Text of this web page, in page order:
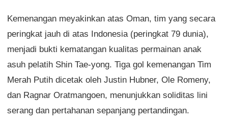
Kemenangan meyakinkan atas Oman, tim yang secara
peringkat jauh di atas Indonesia (peringkat 79 dunia),
menjadi bukti kematangan kualitas permainan anak
asuh pelatih Shin Tae-yong. Tiga gol kemenangan Tim
Merah Putih dicetak oleh Justin Hubner, Ole Romeny,
dan Ragnar Oratmangoen, menunjukkan soliditas lini
serang dan pertahanan sepanjang pertandingan.